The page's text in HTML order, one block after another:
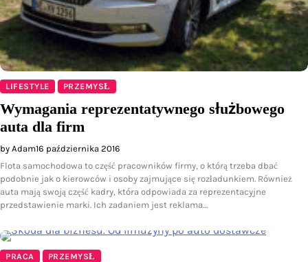
LIFESTYLE PRZEMYSŁ
Wymagania reprezentatywnego służbowego
auta dla firm
by Adam16 października 2016
Flota samochodowa to część pracowników firmy, o którą trzeba dbać
podobnie jak o kierowców i osoby zajmujące się rozładunkiem. Również
auta mają swoją część kadry, która odpowiada za reprezentacyjne
przedstawienie marki. Ich zadaniem jest reklama…
PRACA PRZEMYSŁ